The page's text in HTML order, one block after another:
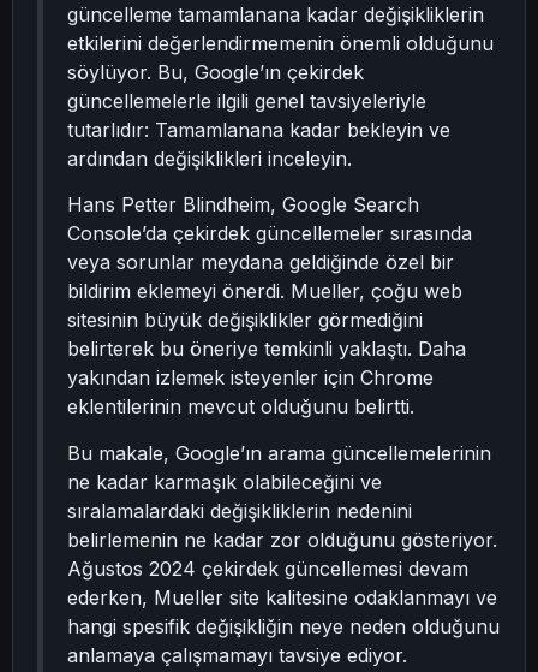
güncelleme tamamlanana kadar değişikliklerin
etkilerini değerlendirmemenin önemli olduğunu
söylüyor. Bu, Google’ın çekirdek
güncellemelerle ilgili genel tavsiyeleriyle
tutarlıdır: Tamamlanana kadar bekleyin ve
ardından değişiklikleri inceleyin.
Hans Petter Blindheim, Google Search
Console’da çekirdek güncellemeler sırasında
veya sorunlar meydana geldiğinde özel bir
bildirim eklemeyi önerdi. Mueller, çoğu web
sitesinin büyük değişiklikler görmediğini
belirterek bu öneriye temkinli yaklaştı. Daha
yakından izlemek isteyenler için Chrome
eklentilerinin mevcut olduğunu belirtti.
Bu makale, Google’ın arama güncellemelerinin
ne kadar karmaşık olabileceğini ve
sıralamalardaki değişikliklerin nedenini
belirlemenin ne kadar zor olduğunu gösteriyor.
Ağustos 2024 çekirdek güncellemesi devam
ederken, Mueller site kalitesine odaklanmayı ve
hangi spesifik değişikliğin neye neden olduğunu
anlamaya çalışmamayı tavsiye ediyor.